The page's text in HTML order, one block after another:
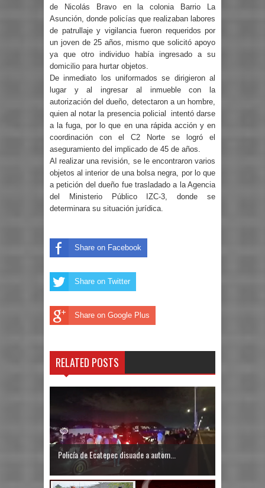
de Nicolás Bravo en la colonia Barrio La
Asunción, donde policías que realizaban labores
de patrullaje y vigilancia fueron requeridos por
un joven de 25 años, mismo que solicitó apoyo
ya que otro individuo había ingresado a su
domicilio para hurtar objetos.
De inmediato los uniformados se dirigieron al
lugar y al ingresar al inmueble con la
autorización del dueño, detectaron a un hombre,
quien al notar la presencia policial
intentó darse
a la fuga, por lo que en una rápida acción y en
coordinación con el C2 Norte se logró el
aseguramiento del implicado de 45 de años.
Al realizar una revisión, se le encontraron varios
objetos al interior de una bolsa negra, por lo que
a petición del dueño fue trasladado a la Agencia
del Ministerio Público IZC-3, donde se
determinara su situación jurídica.
Share on Facebook
Share on Twitter
Share on Google Plus
RELATED POSTS
Policía de Ecatepec disuade a autom...